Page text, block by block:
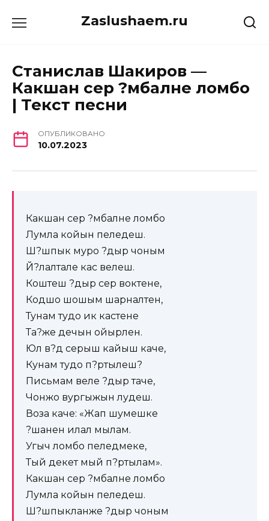
Zaslushaem.ru
Станислав Шакиров —
Какшан сер ?мбалне ломбо
| Текст песни
ОПУБЛИКОВАНО
10.07.2023
Какшан сер ?мбалне ломбо
Лумла койын пеледеш.
Ш?шпык муро ?дыр чоным
Й?лалтале кас велеш.
Коштеш ?дыр сер воктене,
Кодшо шошым шарналтен,
Тунам тудо ик кастене
Та?же дечын ойырлен.
Юл в?д серыш кайыш каче,
Кунам тудо п?ртылеш?
Письмам веле ?дыр таче,
Чонжо вургыжын лудеш.
Воза каче: «Жап шумешке
?шанен илал мылам.
Угыч ломбо пеледмеке,
Тый декет мый п?ртылам».
Какшан сер ?мбалне ломбо
Лумла койын пеледеш.
Ш?шпыкланже ?дыр чоным